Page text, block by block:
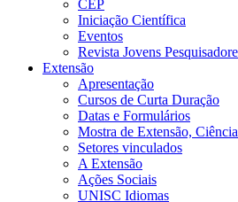
CEP
Iniciação Científica
Eventos
Revista Jovens
Extensão
Apresentação
Cursos de Curta Duração
Datas e Formulários
Mostra de Extensão,
Setores vinculados
A Extensão
Ações Sociais
UNISC Idiomas